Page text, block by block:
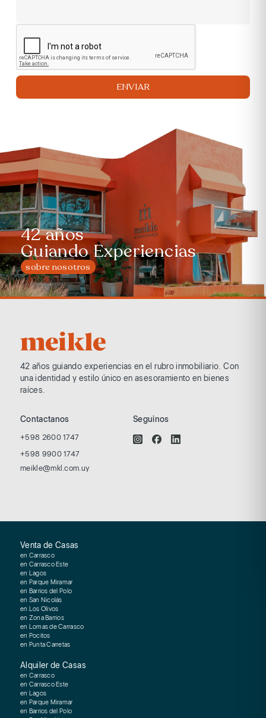
ENVIAR
42 años
Guiando Experiencias
sobre nosotros
42 años guiando experiencias en el rubroinmobiliario. Con
una identidad y estilo único en asesoramiento en bienes
raíces.
Contactanos
+598 2600 1747
+598 9900 1747
meikle@mkl.com.uy
Seguinos
Venta de Casas
en Carrasco
en Carrasco Este
en Lagos
en Parque Miramar
en Barrios del Polo
en San Nicolás
en Los Olivos
en Zona Barrios
en Lomas de Carrasco
en Pocitos
en Punta Carretas
Alquiler de Casas
en Carrasco
en Carrasco Este
en Lagos
en Parque Miramar
en Barrios del Polo